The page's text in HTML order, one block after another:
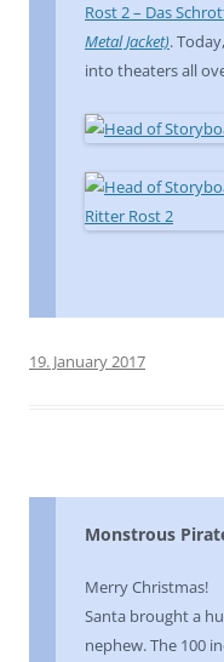
Rost 2 – Das
Metal Jacket).
into theaters all
19. January 2017
Monstrous
Merry Christmas!
Santa brought a
nephew. The 100